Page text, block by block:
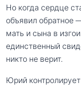
Но когда сердце
объявил обратное
мать и сына в
единственный
никто не верит.
Юрий